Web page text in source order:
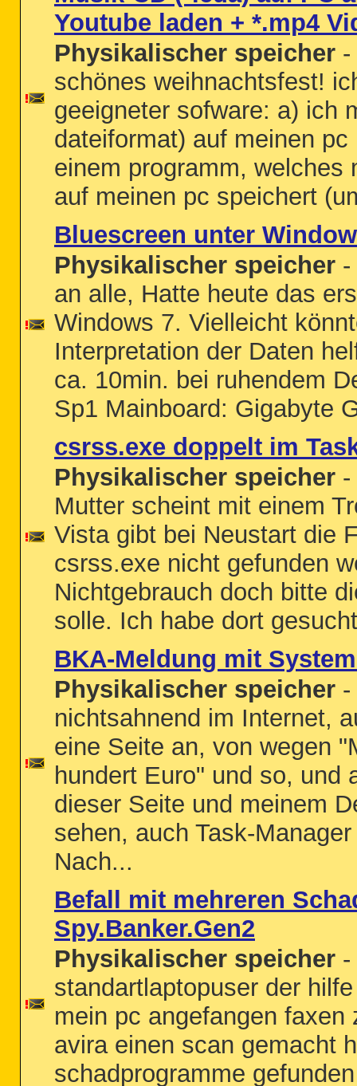
Youtube laden + *.mp4
Physikalischer speicher -
schönes weihnachtsfest!
geeigneter sofware: a) ich
dateiformat) auf meinen
einem programm, welches
auf meinen pc speichert
Bluescreen unter
Physikalischer speicher -
an alle, Hatte heute das
Windows 7. Vielleicht
Interpretation der Daten
ca. 10min. bei ruhendem
Sp1 Mainboard: Gigabyte
csrss.exe doppelt im
Physikalischer speicher -
Mutter scheint mit einem
Vista gibt bei Neustart die
csrss.exe nicht gefunden
Nichtgebrauch doch bitte
solle. Ich habe dort
BKA-Meldung mit
Physikalischer speicher -
nichtsahnend im Internet,
eine Seite an, von wegen
hundert Euro" und so, und
dieser Seite und meinem
sehen, auch Task-
Nach...
Befall mit mehreren
Spy.Banker.Gen2
Physikalischer speicher -
standartlaptopuser der
mein pc angefangen
avira einen scan gemacht
schadprogramme